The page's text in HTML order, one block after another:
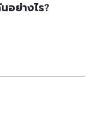
อย่างไร?